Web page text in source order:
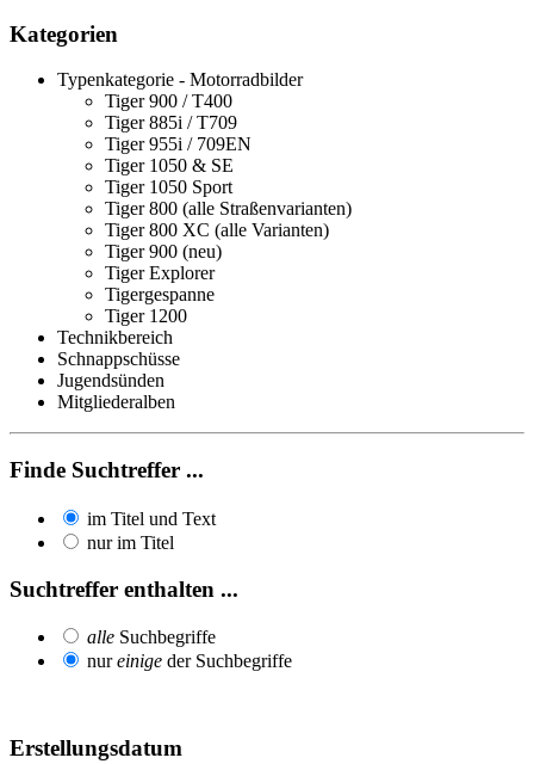
Kategorien
Typenkategorie - Motorradbilder
Tiger 900 / T400
Tiger 885i / T709
Tiger 955i / 709EN
Tiger 1050 & SE
Tiger 1050 Sport
Tiger 800 (alle Straßenvarianten)
Tiger 800 XC (alle Varianten)
Tiger 900 (neu)
Tiger Explorer
Tigergespanne
Tiger 1200
Technikbereich
Schnappschüsse
Jugendsünden
Mitgliederalben
Finde Suchtreffer ...
im Titel und Text
nur im Titel
Suchtreffer enthalten ...
alle Suchbegriffe
nureinige der Suchbegriffe
Erstellungsdatum